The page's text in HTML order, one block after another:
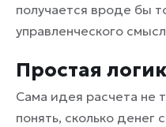
получается вроде бы
управленческого
Простая
Сама идея расчета не
понять, сколько